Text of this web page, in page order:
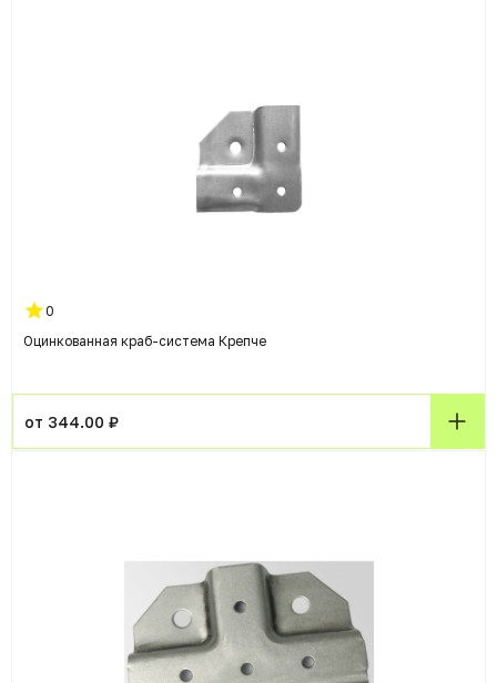
0
Оцинкованная краб-система Крепче
от 344.00 ₽